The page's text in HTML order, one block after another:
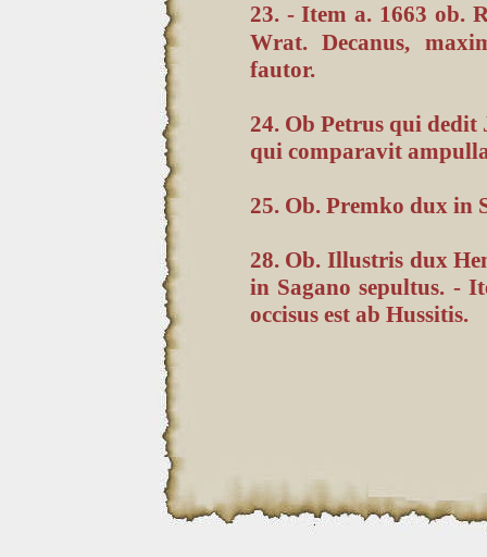
23. - Item a. 1663 ob.
Wrat. Decanus,
fautor.
24. Ob Petrus qui
qui comparavit
25. Ob. Premko dux in
28. Ob. Illustris dux
in Sagano sepultus. -
occisus est ab Hussitis.